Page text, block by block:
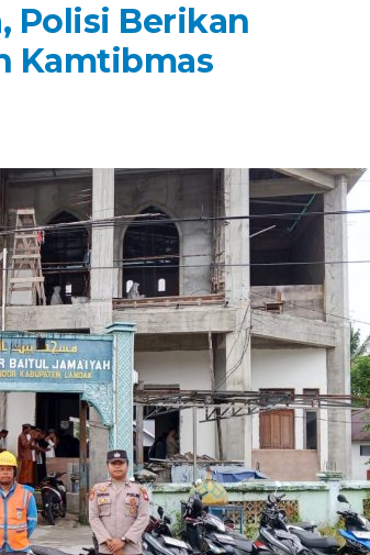
Polisi Berikan
Kamtibmas